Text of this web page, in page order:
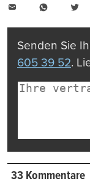
WhatsApp
Senden Sie
605 39 52.
33 Kommentare